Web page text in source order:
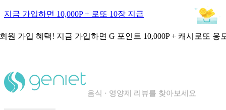
지금 가입하면 10,000P + 로또 10장 지급
원 가입 혜택! 지금 가입하면 G 포인트 10,000P + 캐시로또 응
칼로리와 영양성분을 검색해보세요